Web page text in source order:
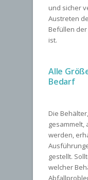
und sicher
Austreten
Befüllen
ist.
Alle
Bedarf
Die
werden,
gestellt.
welcher